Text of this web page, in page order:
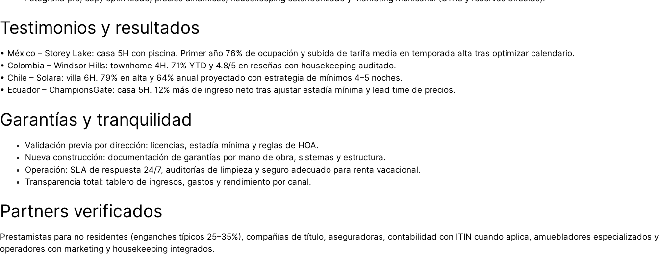
Testimonios y resultados
• México – Storey Lake: casa 5H con piscina. Primer año 76% de ocupación y subida de tarifa media en temporada alta tras optimizar calendario.
• Colombia – Windsor Hills: townhome 4H. 71% YTD y 4.8/5 en reseñas con housekeeping auditado.
• Chile – Solara: villa 6H. 79% en alta y 64% anual proyectado con estrategia de mínimos 4–5 noches.
• Ecuador – ChampionsGate: casa 5H. 12% más de ingreso neto tras ajustar estadía mínima y lead time de precios.
Garantías y tranquilidad
Validación previa por dirección: licencias, estadía mínima y reglas de HOA.
Nueva construcción: documentación de garantías por mano de obra, sistemas y estructura.
Operación: SLA de respuesta 24/7, auditorías de limpieza y seguro adecuado para renta vacacional.
Transparencia total: tablero de ingresos, gastos y rendimiento por canal.
Partners verificados
Prestamistas para no residentes (enganches típicos 25–35%), compañías de título, aseguradoras, contabilidad con ITIN cuando aplica, amuebladores especializados y
operadores con marketing y housekeeping integrados.